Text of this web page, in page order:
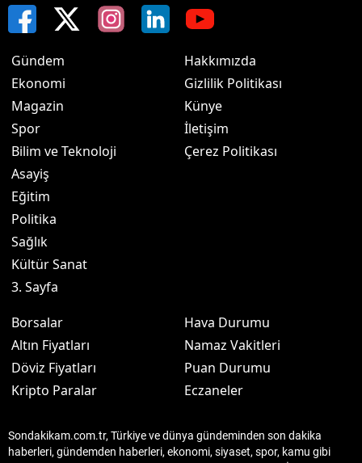
Gündem
Ekonomi
Magazin
Spor
Bilim ve Teknoloji
Asayiş
Eğitim
Politika
Sağlık
Kültür Sanat
3. Sayfa
Hakkımızda
Gizlilik Politikası
Künye
İletişim
Çerez Politikası
Borsalar
Altın Fiyatları
Döviz Fiyatları
Kripto Paralar
Hava Durumu
Namaz Vakitleri
Puan Durumu
Eczaneler
Sondakikam.com.tr, Türkiye ve dünya gündeminden son dakika
haberleri, gündemden haberleri, ekonomi, siyaset, spor, kamu gibi